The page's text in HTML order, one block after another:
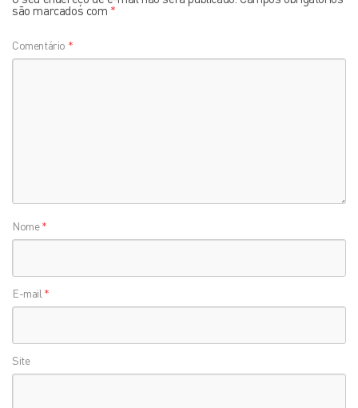
são marcados com *
Comentário *
Nome*
E-mail *
Site